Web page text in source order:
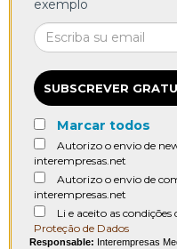
exemplo
SUBSCREVER
Marcar todos
Autorizo o envio de
interempresas.net
Autorizo o envio de
interempresas.net
Li e aceito as condições
Proteção de Dados
Responsable: Interempresas